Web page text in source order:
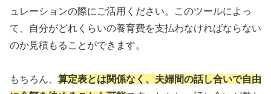
ュレーションの際にご活用ください。このツールによっ
て、自分がどれくらいの養育費を支払わなければならない
のか見積もることができます。
もちろん、 算定表とは関係なく、夫婦間の話し合いで自由